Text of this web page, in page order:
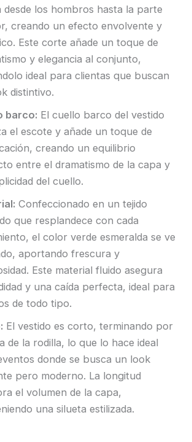
desde los hombros hasta la parte
creando un efecto envolvente y
Este corte añade un toque de
y elegancia al conjunto,
ideal para clientas que buscan
distintivo.
barco: El cuello barco del vestido
el escote y añade un toque de
creando un equilibrio
entre el dramatismo de la capa y
del cuello.
Confeccionado en un tejido
que resplandece con cada
el color verde esmeralda se ve
aportando frescura y
Este material fluido asegura
y una caída perfecta, ideal para
de todo tipo.
El vestido es corto, terminando por
de la rodilla, lo que lo hace ideal
donde se busca un look
pero moderno. La longitud
el volumen de la capa,
una silueta estilizada.